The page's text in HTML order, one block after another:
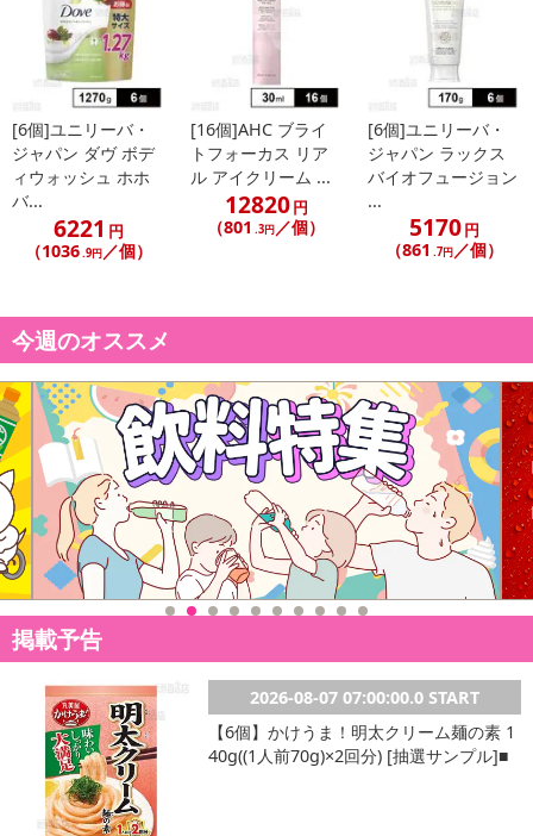
[6個]ユニリーバ・
ジャパン ダヴ ボデ
ィウォッシュ ホホ
バ...
6221 円
（1036.9円／個）
[16個]AHC ブライ
トフォーカス リア
ル アイクリーム ...
12820円
（801 .3円 ／個）
[6個]ユニリーバ・
ジャパン ラックス
バイオフュージョン
...
5170円
（861 .7円 ／個）
今週のオススメ
掲載予告
2026-08-07 07:00:00.0 START
【6個】かけうま！明太クリーム麺の素 1
40g((1人前70g)×2回分) [抽選サンプル]■